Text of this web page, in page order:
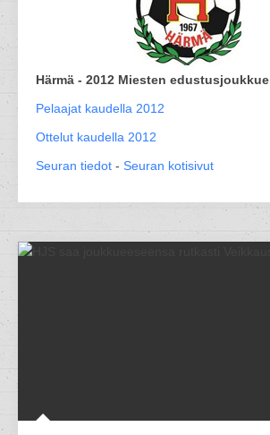
Härmä - 2012 Miesten edustusjoukkue
Pelaajat kaudella 2012
Ottelut kaudella 2012
Seuran tiedot - Seuran kotisivut